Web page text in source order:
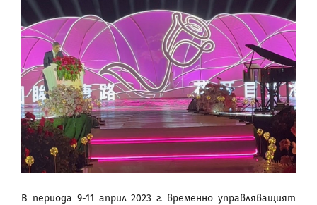
В периода 9-11 април 2023 г. временно управляващият